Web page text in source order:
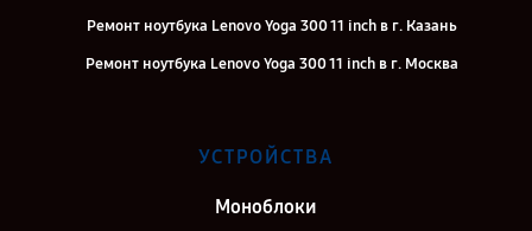
Ремонт ноутбука Lenovo Yoga 300 11 inch в г. Казань
Ремонт ноутбука Lenovo Yoga 300 11 inch в г. Москва
УСТРОЙСТВА
Моноблоки